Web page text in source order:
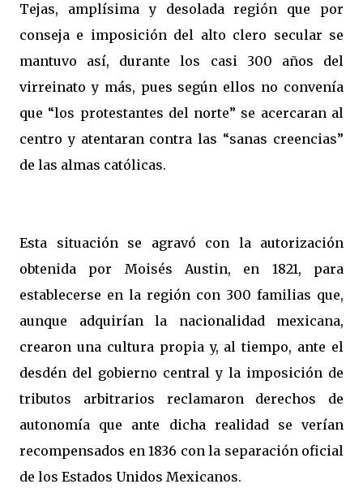
Tejas, amplísima y desolada región que por
conseja e imposición del alto clero secular se
mantuvo así, durante los casi 300 años del
virreinato y más, pues según ellos no convenía
que “los protestantes del norte” se acercaran al
centro y atentaran contra las “sanas creencias”
de las almas católicas.
Esta situación se agravó con la autorización
obtenida por Moisés Austin, en 1821, para
establecerse en la región con 300 familias que,
aunque adquirían la nacionalidad mexicana,
crearon una cultura propia y, al tiempo, ante el
desdén del gobierno central y la imposición de
tributos arbitrarios reclamaron derechos de
autonomía que ante dicha realidad se verían
recompensados en 1836 con la separación oficial
de los Estados Unidos Mexicanos.